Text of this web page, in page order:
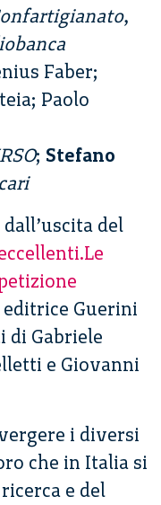
,
Faber;
Paolo
; Stefano
del
editrice Guerini
di Gabriele
e Giovanni
i diversi
che in Italia si
e del